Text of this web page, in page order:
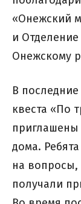
«Онежский
и
Онежскому
В
квеста «По
приглашены
дома.
на вопросы,
получали